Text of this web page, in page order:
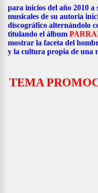
para inicios del año 2010 a
musicales de su autoria
discográfico alternándolo
titulando el álbum
mostrar la faceta del
y la cultura propia de una
TEMA